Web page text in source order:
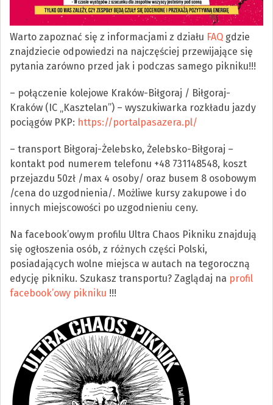
Warto zapoznać się z informacjami z działu FAQ gdzie
znajdziecie odpowiedzi na najczęściej przewijające się
pytania zarówno przed jak i podczas samego pikniku!!!
– połączenie kolejowe Kraków-Biłgoraj / Biłgoraj-
Kraków (IC „Kasztelan”) – wyszukiwarka rozkładu jazdy
pociągów PKP: https://portalpasazera.pl/
– transport Biłgoraj-Żelebsko, Żelebsko-Biłgoraj –
kontakt pod numerem telefonu +48 731148548, koszt
przejazdu 50zł /max 4 osoby/ oraz busem 8 osobowym
/cena do uzgodnienia/. Możliwe kursy zakupowe i do
innych miejscowości po uzgodnieniu ceny.
Na facebook’owym profilu Ultra Chaos Pikniku znajdują
się ogłoszenia osób, z różnych części Polski,
posiadających wolne miejsca w autach na tegoroczną
edycję pikniku. Szukasz transportu? Zaglądaj na profil
facebook’owy pikniku !!!